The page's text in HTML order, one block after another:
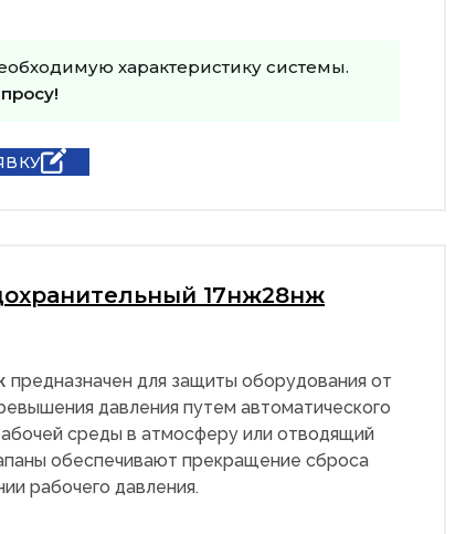
характеристику системы.
17нж28нж
предназначен для защиты оборудования от
давления путем автоматического
среды в атмосферу или отводящий
обеспечивают прекращение сброса
рабочего давления.